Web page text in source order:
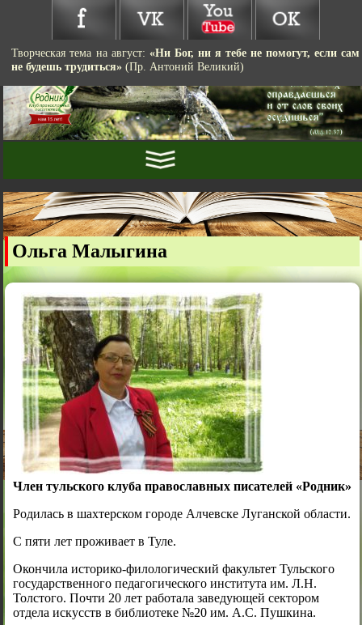
Творческая тема на август: «Ни Бог, ни я тебе не помогут, если сам
не будешь трудиться»(Пр. Антоний Великий)
Ольга Малыгина
Член тульского клуба православных писателей «Родник»
Родилась в шахтерском городе Алчевске Луганской области.
С пяти лет проживает в Туле.
Окончила историко-филологический факультет Тульского
государственного педагогического института им. Л.Н.
Толстого. Почти 20 лет работала заведующей сектором
отдела искусств в библиотеке №20 им. А.С. Пушкина.